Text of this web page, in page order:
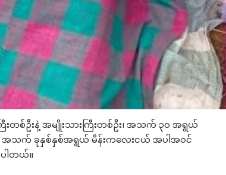
စ်ဦးနဲ့ အမျိုးသားကြီးတစ်ဦး၊ အသက် ၃၀ အရွယ်
ာ အသက် ခုနှစ်နှစ်အရွယ် မိန်းကလေးငယ် အပါအဝင်
ါတယ်။